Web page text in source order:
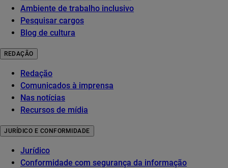
Ambiente de trabalho inclusivo
Pesquisar cargos
Blog de cultura
REDAÇÃO
Redação
Comunicados à imprensa
Nas notícias
Recursos de mídia
JURÍDICO E CONFORMIDADE
Jurídico
Conformidade com segurança da informação